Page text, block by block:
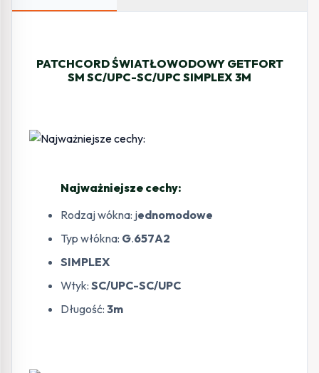
PATCHCORD ŚWIATŁOWODOWY GETFORT
SM SC/UPC-SC/UPC SIMPLEX 3M
Najważniejsze cechy:
Rodzaj wókna: jednomodowe
Typ włókna: G.657A2
SIMPLEX
Wtyk: SC/UPC-SC/UPC
Długość: 3m